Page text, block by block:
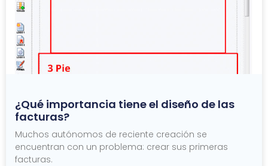
¿Qué importancia tiene el diseño de las
facturas?
Muchos autónomos de reciente creación se
encuentran con un problema: crear sus primeras
facturas.